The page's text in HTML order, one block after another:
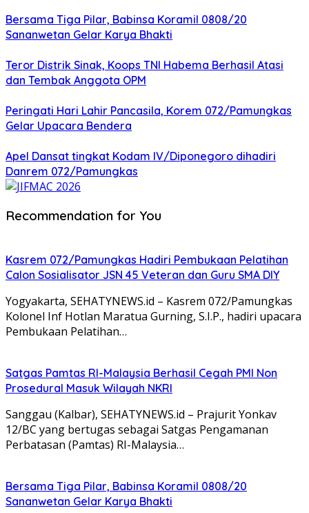
Bersama Tiga Pilar, Babinsa Koramil 0808/20
Sananwetan Gelar Karya Bhakti
Teror Distrik Sinak, Koops TNI Habema Berhasil Atasi
dan Tembak Anggota OPM
Peringati Hari Lahir Pancasila, Korem 072/Pamungkas
Gelar Upacara Bendera
Apel Dansat tingkat Kodam lV/Diponegoro dihadiri
Danrem 072/Pamungkas
Recommendation for You
Kasrem 072/Pamungkas Hadiri Pembukaan Pelatihan
Calon Sosialisator JSN 45 Veteran dan Guru SMA DIY
Yogyakarta, SEHATYNEWS.id – Kasrem 072/Pamungkas
Kolonel Inf Hotlan Maratua Gurning, S.I.P., hadiri upacara
Pembukaan Pelatihan…
Satgas Pamtas RI-Malaysia Berhasil Cegah PMI Non
Prosedural Masuk Wilayah NKRI
Sanggau (Kalbar), SEHATYNEWS.id – Prajurit Yonkav
12/BC yang bertugas sebagai Satgas Pengamanan
Perbatasan (Pamtas) RI-Malaysia…
Bersama Tiga Pilar, Babinsa Koramil 0808/20
Sananwetan Gelar Karya Bhakti